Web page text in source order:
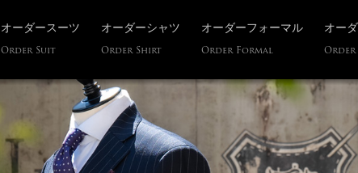
オーダースーツ
Order Suit
オーダーシャツ
Order Shirt
オーダーフォーマル
Order Formal
オー
Order